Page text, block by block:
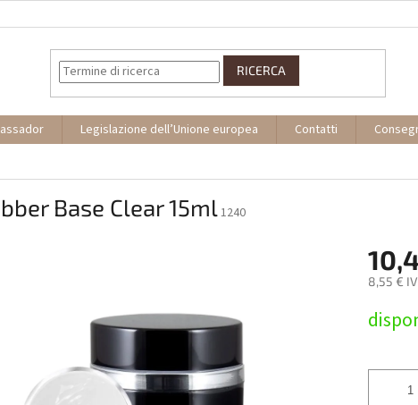
RICERCA
Legislazione dell’Unione europea Contatti
Base Clear 15ml1240
8,55 €
della